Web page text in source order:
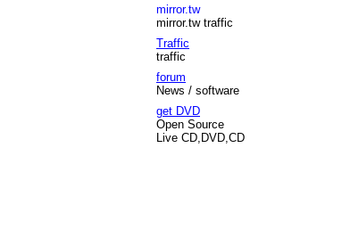
mirror.tw
mirror.tw traffic
Traffic
traffic
forum
News / software
get DVD
Open Source
Live CD,DVD,CD